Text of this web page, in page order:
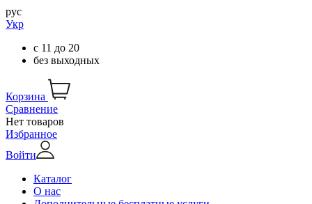
рус
Укр
с 11 до 20
без выходных
Корзина
Сравнение
Нет товаров
Избранное
Войти
Каталог
О нас